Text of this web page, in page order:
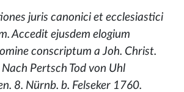
juris canonici et ecclesiastici
Accedit ejusdem elogium
conscriptum a Joh. Christ.
Pertsch Tod von Uhl
8. Nürnb. b. Felseker 1760.